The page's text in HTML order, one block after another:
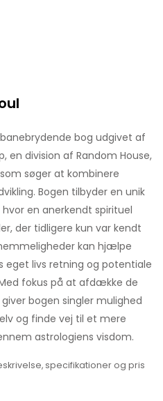
bog udgivet af
en division af Random House,
søger at kombinere
Bogen tilbyder en unik
en anerkendt spirituel
der tidligere kun var kendt
kan hjælpe
livs retning og potentiale
fokus på at afdække de
bogen singler mulighed
og finde vej til et mere
astrologiens visdom.
specifikationer og pris